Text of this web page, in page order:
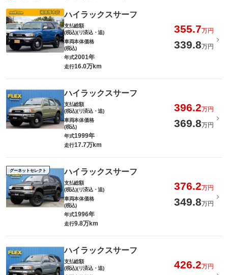
ハイラックスサーフ
支払総額
(税込)(リ済込・追)
355.7万円
車両本体価格
(税込)
339.8万円
年式2001年
走行16.0万km
ハイラックスサーフ
支払総額
(税込)(リ済込・追)
396.2万円
車両本体価格
(税込)
369.8万円
年式1999年
走行17.7万km
グーネットセレクト ハイラックスサーフ
支払総額
(税込)(リ済込・追)
376.2万円
車両本体価格
(税込)
349.8万円
年式1996年
走行9.8万km
ハイラックスサーフ
支払総額
(税込)(リ済込・追)
426.2万円